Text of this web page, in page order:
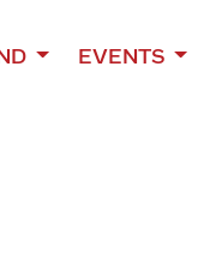
EVENTS